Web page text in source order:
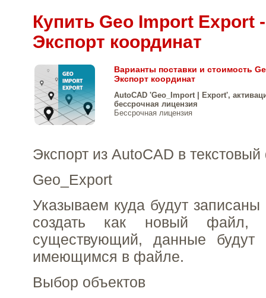
Купить Geo Import Export
Экспорт координат
Варианты поставки и стоимость
Экспорт координат
AutoCAD 'Geo_Import | Export',
бессрочная лицензия
Бессрочная лицензия
Экспорт из AutoCAD в
Geo_Export
Указываем куда будут
создать как новый файл,
существующий, данные
имеющимся в файле.
Выбор объектов